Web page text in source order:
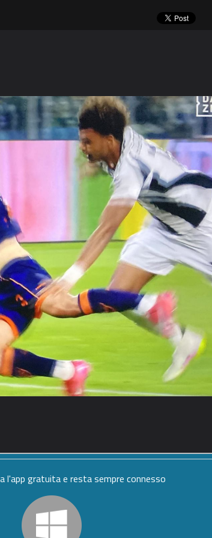
l'app gratuita e resta sempre connesso